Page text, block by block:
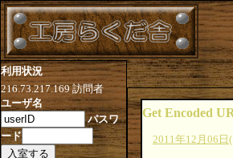
Get Encoded
2011年12月06日
利用状況
216.73.217.169訪問者
ユーザ名
パスワ
ード